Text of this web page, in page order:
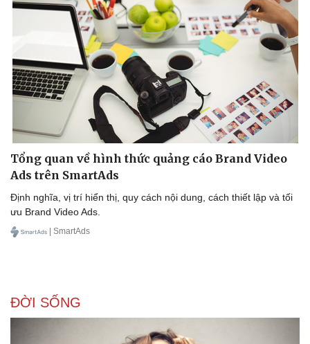
Tổng quan về hình thức quảng cáo Brand Video
Ads trên SmartAds
Định nghĩa, vị trí hiển thị, quy cách nội dung, cách thiết lập và tối
ưu Brand Video Ads.
| SmartAds
ĐỜI SỐNG